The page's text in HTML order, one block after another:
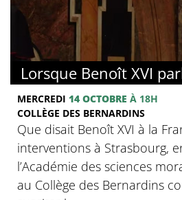
Lorsque Benoît XVI
MERCREDI 14 OCTOBRE À 18H
COLLÈGE DES BERNARDINS
Que disait Benoît XVI à la
interventions à Strasbourg,
l’Académie des sciences
au Collège des Bernardins